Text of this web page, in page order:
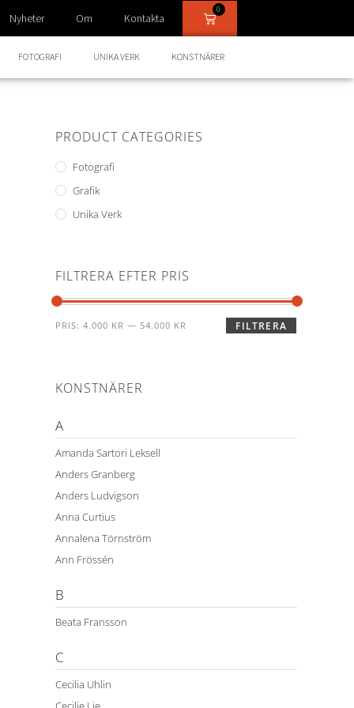
Nyheter Om Kontakta
0
FOTOGRAFI UNIKA VERK KONSTNÄRER
PRODUCT CATEGORIES
Fotografi
Grafik
Unika Verk
FILTRERA EFTER PRIS
FILTRERA
PRIS: 4.000 KR — 54.000 KR
KONSTNÄRER
A
Amanda Sartori Leksell
Anders Granberg
Anders Ludvigson
Anna Curtius
Annalena Törnström
Ann Frössén
B
Beata Fransson
C
Cecilia Uhlin